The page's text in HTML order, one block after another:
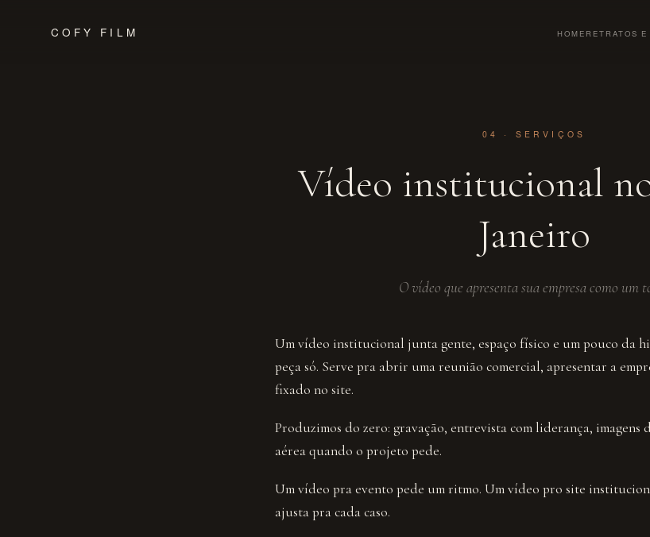
COFY FILM HOME RETRATOS
04 · SERVIÇOS
Vídeo institucional
Janeiro
O vídeo que apresenta sua empresa como um
Um vídeo institucional junta gente, espaço físico e um pouco da
peça só. Serve pra abrir uma reunião comercial, apresentar a
fixado no site.
Produzimos do zero: gravação, entrevista com liderança, imagens
aérea quando o projeto pede.
Um vídeo pra evento pede um ritmo. Um vídeo pro site
ajusta pra cada caso.